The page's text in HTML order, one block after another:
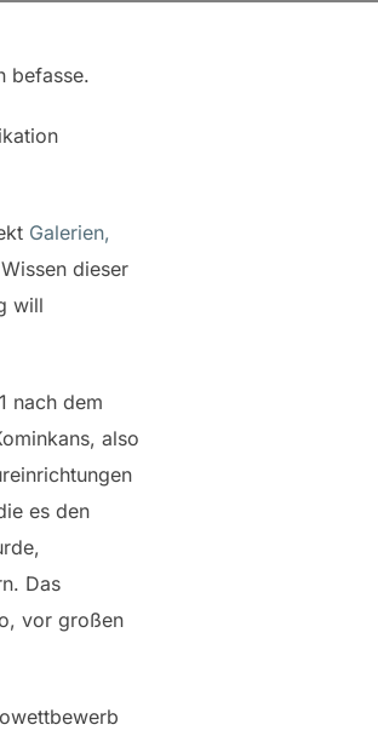
befasse.
Galerien,
dieser
will
nach dem
also
es den
Das
vor großen